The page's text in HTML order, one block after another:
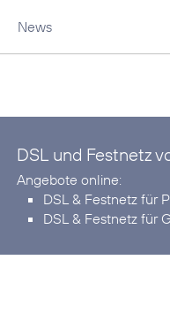
News
DSL und Festnetz
DSL & Festnetz für
DSL & Festnetz für